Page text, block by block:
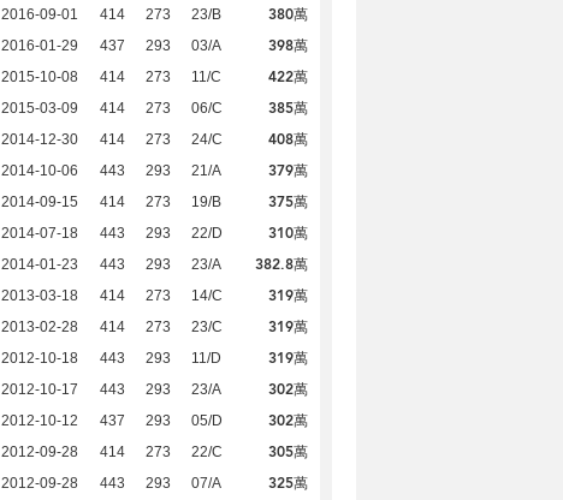
2016-09-01 414 273 23/B 380萬
2016-01-29 437 293 03/A 398萬
2015-10-08 414 273 11/C 422萬
2015-03-09 414 273 06/C 385萬
2014-12-30 414 273 24/C 408萬
2014-10-06 443 293 21/A 379萬
2014-09-15 414 273 19/B 375萬
2014-07-18 443 293 22/D 310萬
2014-01-23 443 293 23/A 382.8萬
2013-03-18 414 273 14/C 319萬
2013-02-28 414 273 23/C 319萬
2012-10-18 443 293 11/D 319萬
2012-10-17 443 293 23/A 302萬
2012-10-12 437 293 05/D 302萬
2012-09-28 414 273 22/C 305萬
2012-09-28 443 293 07/A 325萬